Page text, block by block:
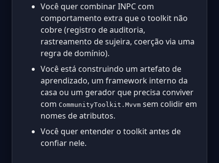
Você quer combinar INPC com
comportamento extra que o toolkit não
cobre (registro de auditoria,
rastreamento de sujeira, coerção via uma
regra de domínio).
Você está construindo um artefato de
aprendizado, um framework interno da
casa ou um gerador que precisa conviver
com CommunityToolkit.Mvvm sem colidir em
nomes de atributos.
Você quer entender o toolkit antes de
confiar nele.